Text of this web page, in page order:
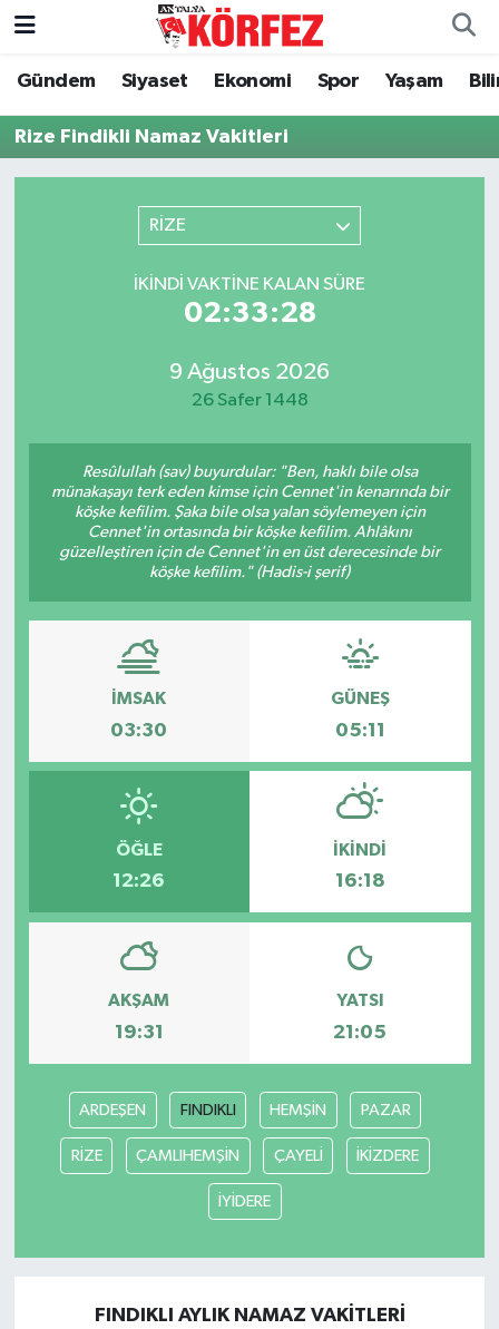
Gündem Siyaset Ekonomi Spor Yaşam
Rize Findikli Namaz Vakitleri
RİZE
İKINDI VAKTINE KALAN SÜRE
02:33:28
9 Ağustos 2026
26 Safer 1448
Resûlullah (sav) buyurdular: "Ben, haklı bile olsa
münakaşayı terk eden kimse için Cennet'in kenarında bir
köşke kefilim. Şaka bile olsa yalan söylemeyen için
Cennet'in ortasında bir köşke kefilim. Ahlâkını
güzelleştiren için de Cennet'in en üst derecesinde bir
köşke kefilim." (Hadis-i şerif)
İMSAK
03:30
GÜNEŞ
05:11
ÖĞLE
12:26
İKINDI
16:18
AKŞAM
19:31
YATSI
21:05
ARDEŞEN FINDIKLI HEMŞİN PAZAR
RİZE ÇAMLIHEMŞİN ÇAYELİ İKİZDERE
İYİDERE
FINDIKLI AYLIK NAMAZ VAKITLERI
Gündem
Siyaset
Dünya
Eğitim
Magazin
Turizm
Çevre
Kültür ve Sanat
Sivil Toplum
Bilim ve Teknoloji
Resmi İlanlar
Nöbetçi Eczaneler
Hava Durumu
Tüm Manşetler
Son Dakika Haberleri